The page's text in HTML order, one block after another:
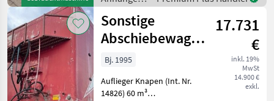
m + Stahlbordwand
Pühringer
Sonstige
Abschiebewagen
-
Schubbodenanhänger
Knapen 60m³
17.731
€
inkl. 19%
MwSt
14.900 €
exkl.
Bj. 1995
Auflieger Knapen (Int. Nr.
14826) 60 m³